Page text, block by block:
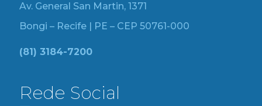
Av. General San Martin, 1371
Bongi – Recife | PE – CEP 50761-000
(81) 3184-7200
Rede Social